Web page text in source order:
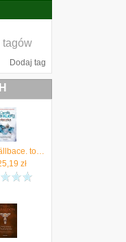
tagów
Dodaj tag
Saga o Fjällbace. tom 12. Płaczka (e-book)
zł